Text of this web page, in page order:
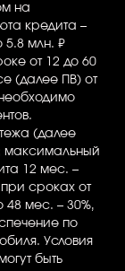
на
кредита –
5.8 млн. ₽
от 12 до 60
(далее ПВ) от
(далее
максимальный
12 мес. –
сроках от
48 мес. – 30%,
по
Условия
быть